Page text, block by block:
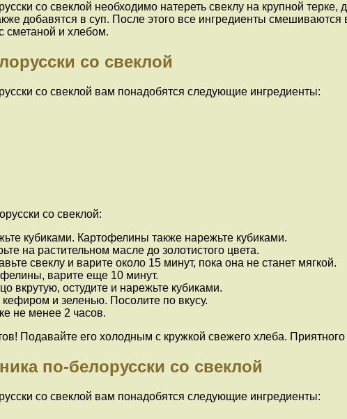
со свеклой необходимо натереть свеклу на крупной
добавятся в суп. После этого все ингредиенты
сметаной и хлебом.
со свеклой
со свеклой вам понадобятся следующие ингредиенты:
со свеклой:
кубиками. Картофелины также нарежьте кубиками.
на растительном масле до золотистого цвета.
свеклу и варите около 15 минут, пока она не станет мягкой.
варите еще 10 минут.
вкрутую, остудите и нарежьте кубиками.
и зеленью. Посолите по вкусу.
не менее 2 часов.
Подавайте его холодным с кружкой свежего хлеба. Приятного
по-белорусски со свеклой
со свеклой вам понадобятся следующие ингредиенты: